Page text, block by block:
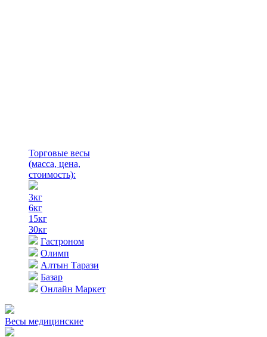
Торговые весы
(масса, цена,
стоимость):
3кг
6кг
15кг
30кг
Гастроном
Олимп
Алтын Тарази
Базар
Онлайн Маркет
Весы медицинские